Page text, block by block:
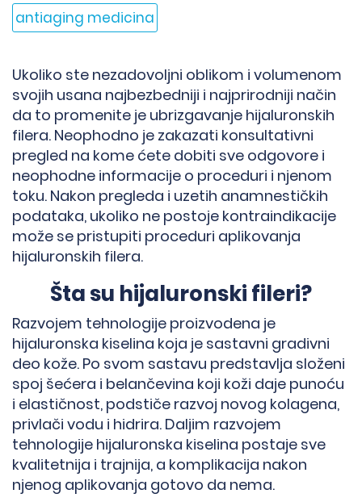
antiaging medicina
Ukoliko ste nezadovoljni oblikom i volumenom
svojih usana najbezbedniji i najprirodniji način
da to promenite je ubrizgavanje hijaluronskih
filera. Neophodno je zakazati konsultativni
pregled na kome ćete dobiti sve odgovore i
neophodne informacije o proceduri i njenom
toku. Nakon pregleda i uzetih anamnestičkih
podataka, ukoliko ne postoje kontraindikacije
može se pristupiti proceduri aplikovanja
hijaluronskih filera.
Šta su hijaluronski fileri?
Razvojem tehnologije proizvodena je
hijaluronska kiselina koja je sastavni gradivni
deo kože. Po svom sastavu predstavlja složeni
spoj šećera i belančevina koji koži daje punoću
i elastičnost, podstiče razvoj novog kolagena,
privlači vodu i hidrira. Daljim razvojem
tehnologije hijaluronska kiselina postaje sve
kvalitetnija i trajnija, a komplikacija nakon
njenog aplikovanja gotovo da nema.